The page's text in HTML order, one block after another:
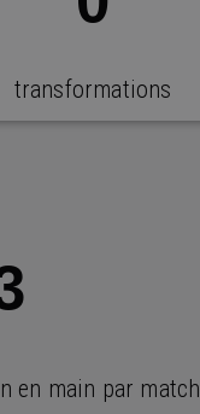
transformations
en main par match